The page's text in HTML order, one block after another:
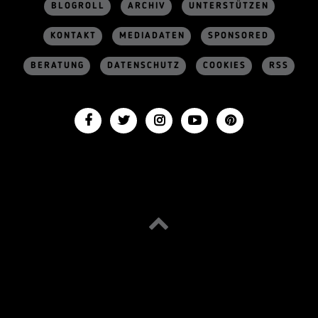
BLOGROLL ARCHIV UNTERSTÜTZEN
KONTAKT MEDIADATEN SPONSORED
BERATUNG DATENSCHUTZ COOKIES RSS